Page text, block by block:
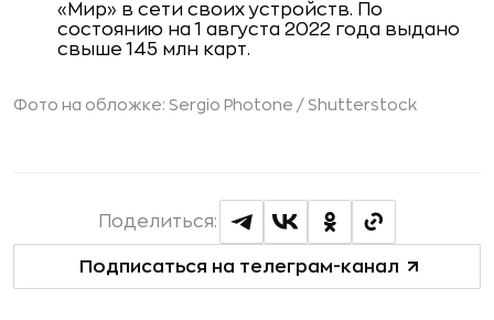
«Мир» в сети своих устройств. По
состоянию на 1 августа 2022 года выдано
свыше 145 млн карт.
Фото на обложке: Sergio Photone / Shutterstock
Подписаться на телеграм-канал
Поделиться: